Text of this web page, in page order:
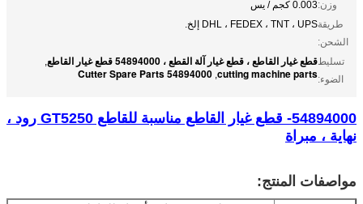
وزن:0.003 كجم / يس
طريقة
الشحن:
DHL ، FEDEX ، TNT ، UPS إلخ.
تسليط
الضوء:
قطع غيار القاطع ، قطع غيار آلة القطع ، 54894000 قطع غيار القاطع ,
cutting machine parts
,
54894000 Cutter Spare Parts
54894000- قطع غيار القاطع مناسبة للقاطع GT5250 رود ،
نهاية ، مبراة
مواصفات المنتج: